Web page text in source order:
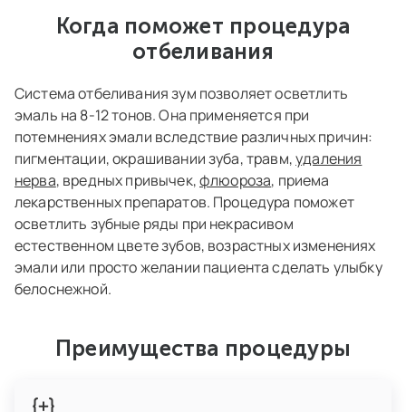
Когда поможет процедура
отбеливания
Система отбеливания зум позволяет осветлить
эмаль на 8-12 тонов. Она применяется при
потемнениях эмали вследствие различных причин:
пигментации, окрашивании зуба, травм,удаления
нерва, вредных привычек,флюороза, приема
лекарственных препаратов. Процедура поможет
осветлить зубные ряды при некрасивом
естественном цвете зубов, возрастных изменениях
эмали или просто желании пациента сделать улыбку
белоснежной.
Преимущества процедуры